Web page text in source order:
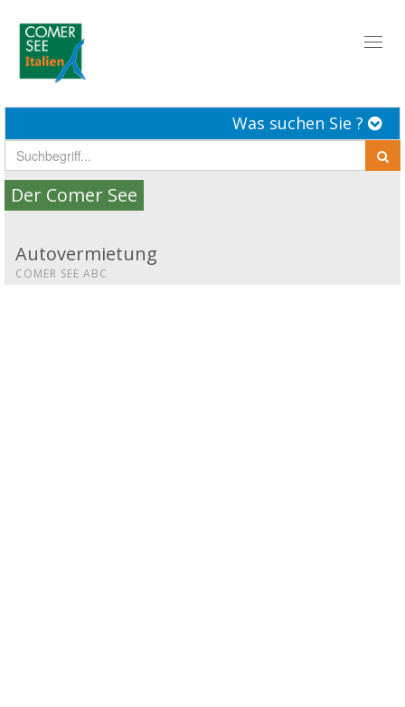
Was suchen Sie ?
Der Comer See
Autovermietung
COMER SEE ABC